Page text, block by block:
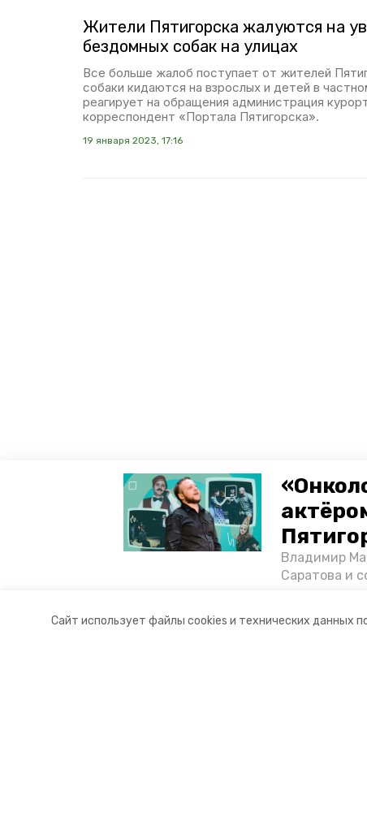
Сайт использует файлы cookies и технических данных
Владимир
Саратова и
Жители Пятигорска жалуются на
бездомных собак на улицах
Все больше жалоб поступает от жителей
собаки кидаются на взрослых и детей в
реагирует на обращения администрация
корреспондент «Портала Пятигорска».
19 января 2023, 17:16